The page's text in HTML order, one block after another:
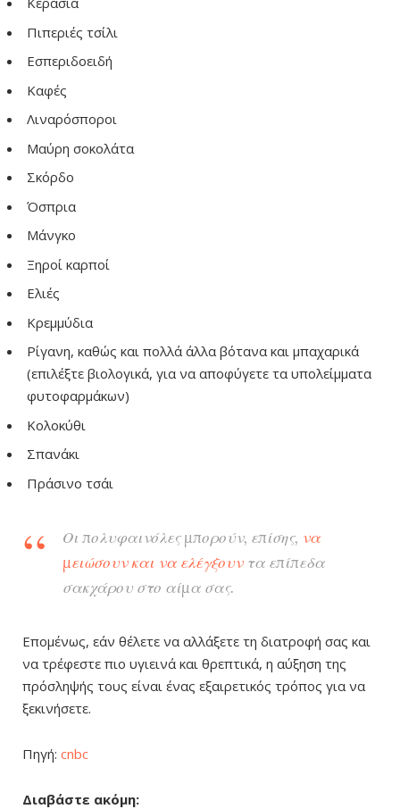
Πιπεριές τσίλι
Εσπεριδοειδή
Καφές
Λιναρόσποροι
Μαύρη σοκολάτα
Σκόρδο
Όσπρια
Μάνγκο
Ξηροί καρποί
Ελιές
Κρεμμύδια
Ρίγανη, καθώς και πολλά άλλα βότανα και μπαχαρικά
(επιλέξτε βιολογικά, για να αποφύγετε τα υπολείμματα
φυτοφαρμάκων)
Κολοκύθι
Σπανάκι
Πράσινο τσάι
Οι πολυφαινόλες μπορούν, επίσης, να
μειώσουν και να ελέγξουν τα επίπεδα
σακχάρου στο αίμα σας.
Επομένως, εάν θέλετε να αλλάξετε τη διατροφή σας και
να τρέφεστε πιο υγιεινά και θρεπτικά, η αύξηση της
πρόσληψής τους είναι ένας εξαιρετικός τρόπος για να
ξεκινήσετε.
Πηγή: cnbc
Διαβάστε ακόμη: